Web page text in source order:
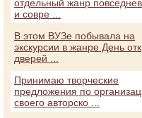
отдельный жанр
и совре ...
В этом ВУЗе побывала на
экскурсии в жанре День
дверей ...
Принимаю творческие
предложения по
своего авторско ...